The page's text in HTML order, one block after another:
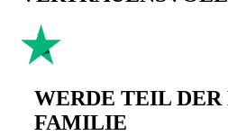
WERDE TEIL DER
FAMILIE